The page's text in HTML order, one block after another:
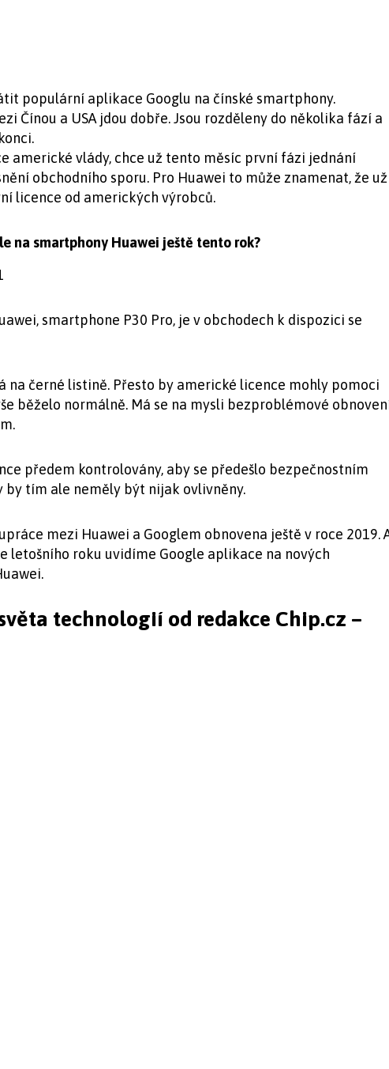
populární aplikace Googlu na čínské smartphony.
Čínou a USA jdou dobře. Jsou rozděleny do několika fází a
americké vlády, chce už tento měsíc první fázi jednání
obchodního sporu. Pro Huawei to může znamenat, že už
licence od amerických výrobců.
na smartphony Huawei ještě tento rok?
smartphone P30 Pro, je v obchodech k dispozici se
na černé listině. Přesto by americké licence mohly pomoci
běželo normálně. Má se na mysli bezproblémové
předem kontrolovány, aby se předešlo bezpečnostním
by tím ale neměly být nijak ovlivněny.
mezi Huawei a Googlem obnovena ještě v roce 2019.
letošního roku uvidíme Google aplikace na nových
technologií od redakce Chip.cz –